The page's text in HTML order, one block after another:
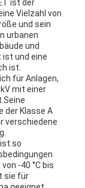
ist der
Vielzahl von
und sein
urbanen
und
ist und eine
ist.
für Anlagen,
mit einer
der Klasse A
verschiedene
so
-40 °C bis
sie für